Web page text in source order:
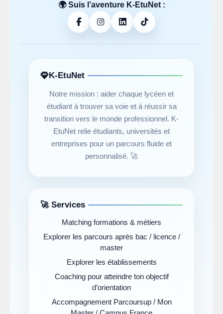
🌍 Suis l’aventure K-EtuNet :
K-EtuNet
Notre mission : aider chaque lycéen et
étudiant à trouver sa voie et à réussir sa
transition vers le monde professionnel. K-
EtuNet relie étudiants, universités et
entreprises pour un parcours fluide et
personnalisé. 🚀
🚀 Services
Matching formations & métiers
Explorer les parcours après bac / licence /
master
Explorer les établissements
Coaching pour atteindre ton objectif
d’orientation
Accompagnement Parcoursup / Mon